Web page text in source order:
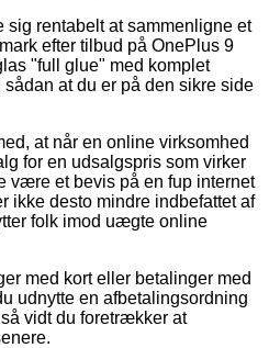
rentabelt at sammenligne et
efter tilbud på OnePlus 9
"full glue" med komplet
at du er på den sikre side
at når en online virksomhed
for en udsalgspris som virker
være et bevis på en fup internet
ikke desto mindre indbefattet af
folk imod uægte online
med kort eller betalinger med
udnytte en afbetalingsordning
vidt du foretrækker at